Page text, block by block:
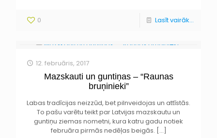
0 Lasīt vairāk...
12. februāris, 2017
Mazskauti un guntiņas – “Raunas
bruņinieki”
Labas tradīcijas neizzūd, bet pilnveidojas un attīstās.
To pašu varētu teikt par Latvijas mazskautu un
guntiņu ziemas nometni, kura katru gadu notiek
februāra pirmās nedēļas beigās. […]